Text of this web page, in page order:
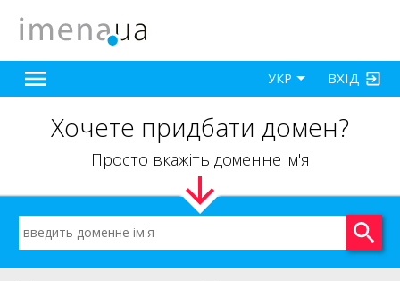
ВХІД
УКР
Хочете придбати домен?
Просто вкажіть доменне ім'я